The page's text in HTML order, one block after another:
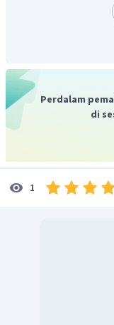
hidrogen dapat
yang memiliki
hidrogen. Ikatan
dari air (H2O )
etanol. Selain
etanol juga dapat
hidrogen antara
Perdalam
di
1